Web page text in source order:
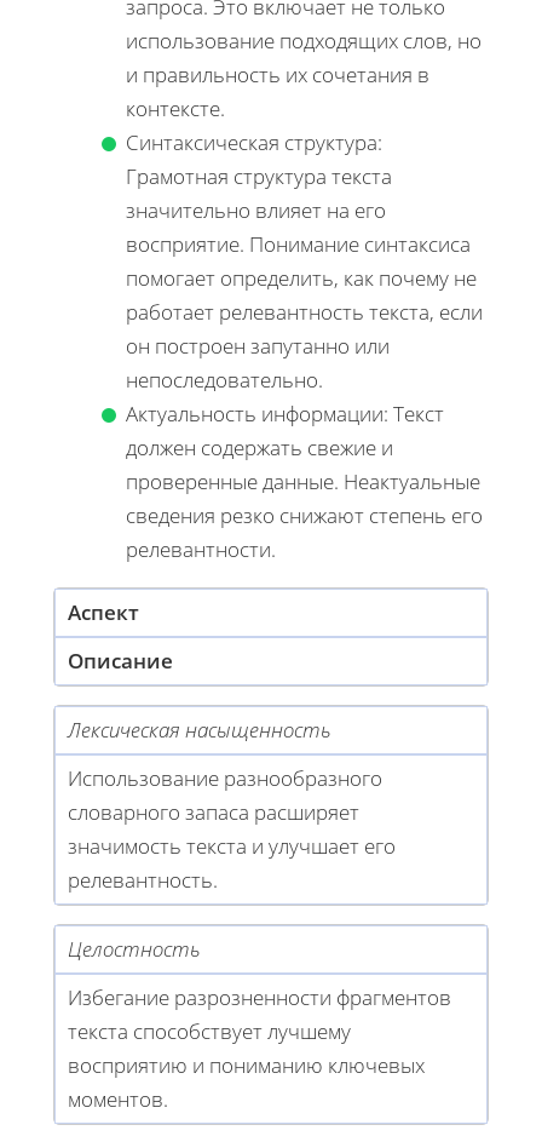
запроса. Это включает не только
использование подходящих слов, но
и правильность их сочетания в
контексте.
Синтаксическая структура:
Грамотная структура текста
значительно влияет на его
восприятие. Понимание синтаксиса
помогает определить, как почему не
работает релевантность текста, если
он построен запутанно или
непоследовательно.
Актуальность информации: Текст
должен содержать свежие и
проверенные данные. Неактуальные
сведения резко снижают степень его
релевантности.
Аспект
Описание
Лексическая насыщенность
Использование разнообразного
словарного запаса расширяет
значимость текста и улучшает его
релевантность.
Целостность
Избегание разрозненности фрагментов
текста способствует лучшему
восприятию и пониманию ключевых
моментов.